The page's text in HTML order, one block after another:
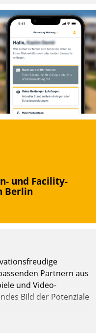
und Facility-
Berlin
Partnern aus
und Video-
Bild der Potenziale